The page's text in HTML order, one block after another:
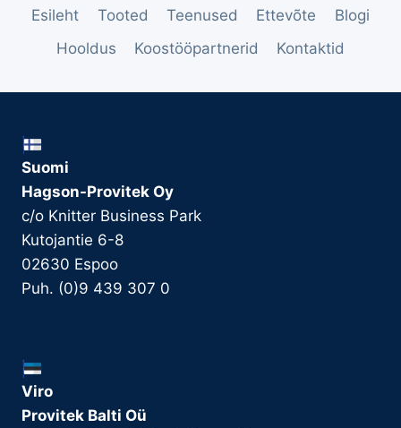
Esileht Tooted Teenused Ettevõte
Blogi
Hooldus
Koostööpartnerid Kontaktid
Suomi
Hagson-Provitek Oy
c/o Knitter Business Park
Kutojantie 6-8
02630 Espoo
Puh. (0)9 439 307 0
Viro
Provitek Balti Oü